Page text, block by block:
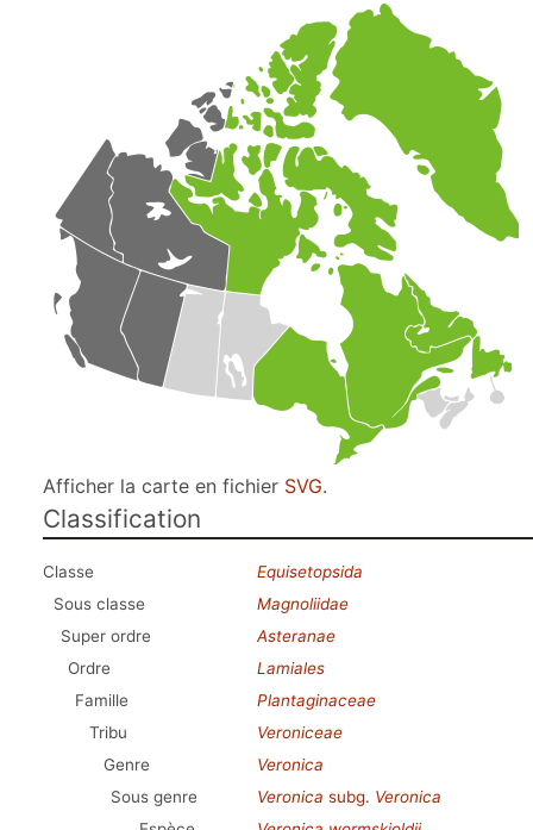
Afficher la carte en fichier SVG.
Classification
Classe
Equisetopsida
Sous classe
Magnoliidae
Super ordre
Asteranae
Ordre
Lamiales
Famille
Plantaginaceae
Tribu
Veroniceae
Genre
Veronica
Sous genre
Veronica subg. Veronica